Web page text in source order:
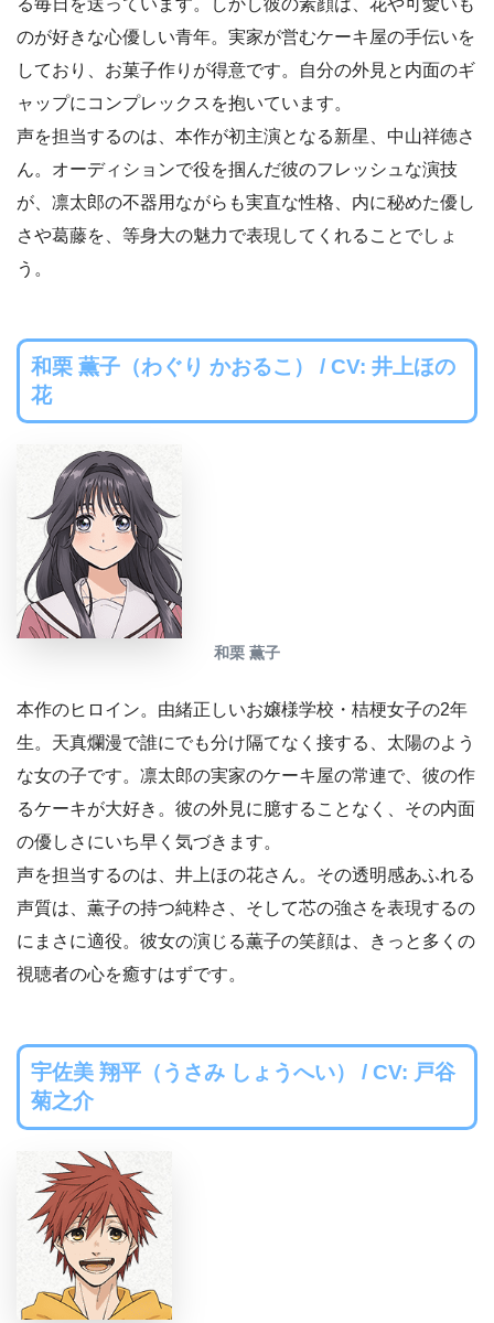
る毎日を送っています。しかし彼の素顔は、花や可愛いも
のが好きな心優しい青年。実家が営むケーキ屋の手伝いを
しており、お菓子作りが得意です。自分の外見と内面のギ
ャップにコンプレックスを抱いています。
声を担当するのは、本作が初主演となる新星、中山祥徳さ
ん。オーディションで役を掴んだ彼のフレッシュな演技
が、凛太郎の不器用ながらも実直な性格、内に秘めた優し
さや葛藤を、等身大の魅力で表現してくれることでしょ
う。
和栗 薫子（わぐり かおるこ） / CV: 井上ほの
花
和栗 薫子
本作のヒロイン。由緒正しいお嬢様学校・桔梗女子の2年
生。天真爛漫で誰にでも分け隔てなく接する、太陽のよう
な女の子です。凛太郎の実家のケーキ屋の常連で、彼の作
るケーキが大好き。彼の外見に臆することなく、その内面
の優しさにいち早く気づきます。
声を担当するのは、井上ほの花さん。その透明感あふれる
声質は、薫子の持つ純粋さ、そして芯の強さを表現するの
にまさに適役。彼女の演じる薫子の笑顔は、きっと多くの
視聴者の心を癒すはずです。
宇佐美 翔平（うさみ しょうへい） / CV: 戸谷
菊之介